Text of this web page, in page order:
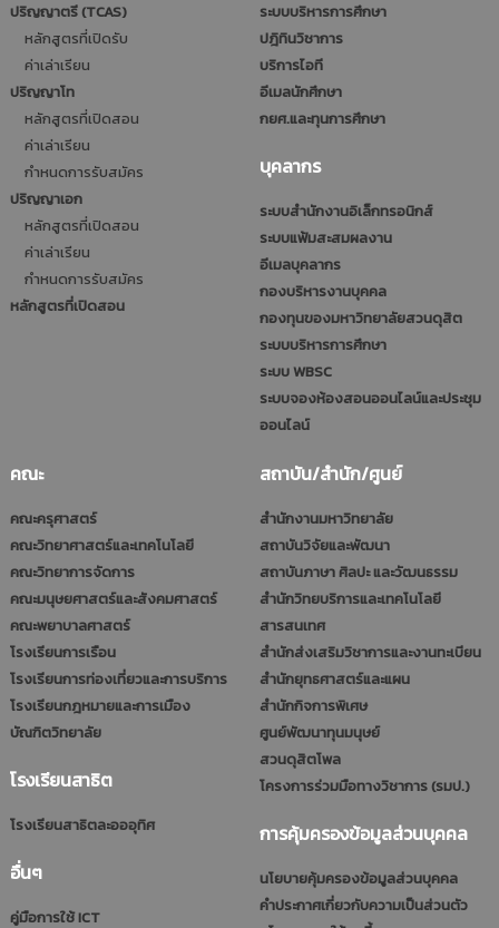
ปริญญาตรี (TCAS)
หลักสูตรที่เปิดรับ
ค่าเล่าเรียน
ปริญญาโท
หลักสูตรที่เปิดสอน
ค่าเล่าเรียน
กำหนดการรับสมัคร
ปริญญาเอก
หลักสูตรที่เปิดสอน
ค่าเล่าเรียน
กำหนดการรับสมัคร
หลักสูตรที่เปิดสอน
ระบบบริหารการศึกษา
ปฎิทินวิชาการ
บริการไอที
อีเมลนักศึกษา
กยศ.และทุนการศึกษา
บุคลากร
ระบบสำนักงานอิเล็กทรอนิกส์
ระบบแฟ้มสะสมผลงาน
อีเมลบุคลากร
กองบริหารงานบุคคล
กองทุนของมหาวิทยาลัยสวนดุสิต
ระบบบริหารการศึกษา
ระบบ WBSC
ระบบจองห้องสอนออนไลน์และประชุม
ออนไลน์
คณะ
คณะครุศาสตร์
คณะวิทยาศาสตร์และเทคโนโลยี
คณะวิทยาการจัดการ
คณะมนุษยศาสตร์และสังคมศาสตร์
คณะพยาบาลศาสตร์
โรงเรียนการเรือน
โรงเรียนการท่องเที่ยวและการบริการ
โรงเรียนกฎหมายและการเมือง
บัณฑิตวิทยาลัย
โรงเรียนสาธิต
โรงเรียนสาธิตละอออุทิศ
อื่นๆ
คู่มือการใช้ ICT
สถาบัน/สำนัก/ศูนย์
สำนักงานมหาวิทยาลัย
สถาบันวิจัยและพัฒนา
สถาบันภาษา ศิลปะ และวัฒนธรรม
สำนักวิทยบริการและเทคโนโลยี
สารสนเทศ
สำนักส่งเสริมวิชาการและงานทะเบียน
สำนักยุทธศาสตร์และแผน
สำนักกิจการพิเศษ
ศูนย์พัฒนาทุนมนุษย์
สวนดุสิตโพล
โครงการร่วมมือทางวิชาการ (รมป.)
การคุ้มครองข้อมูลส่วนบุคคล
นโยบายคุ้มครองข้อมูลส่วนบุคคล
คำประกาศเกี่ยวกับความเป็นส่วนตัว